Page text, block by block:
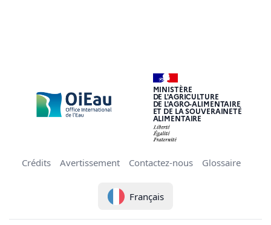
MINISTÈRE
DE L'AGRICULTURE
DE L'AGRO-ALIMENTAIRE
ET DE LA SOUVERAINETÉ
ALIMENTAIRE
Crédits Avertissement Contactez-nous Glossaire
Français